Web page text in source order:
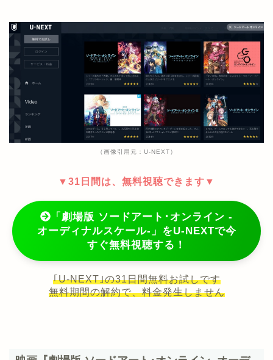
（画像引用元：U-NEXT）
▼31日間は、無料視聴できます▼
「劇場版 ソードアート･オンライン -
オーディナルスケール-」をU-NEXTで今
すぐ無料視聴する！
｢U-NEXT｣の31日間無料お試しです
無料期間の解約で、料金発生しません